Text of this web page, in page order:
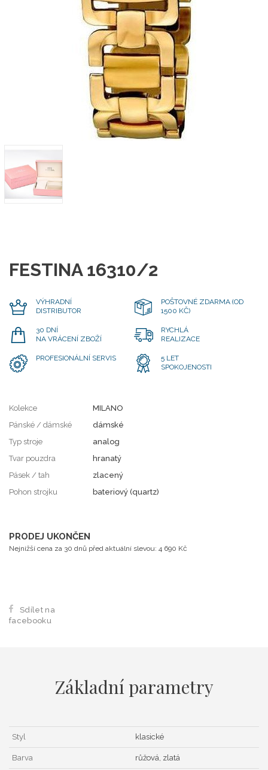
FESTINA 16310/2
VÝHRADNÍ
DISTRIBUTOR
POŠTOVNÉ ZDARMA (OD
1500 KČ)
30 DNÍ
NA VRÁCENÍ ZBOŽÍ
RYCHLÁ
REALIZACE
PROFESIONÁLNÍ SERVIS
5 LET
SPOKOJENOSTI
Kolekce
MILANO
Pánské / dámské
dámské
Typ stroje
analog
Tvar pouzdra
hranatý
Pásek / tah
zlacený
Pohon strojku
bateriový (quartz)
PRODEJ UKONČEN
Nejnižší cena za 30 dnů před aktuální slevou: 4 690 Kč
Sdílet na
facebooku
Základní parametry
Styl klasické
Barva růžová, zlatá